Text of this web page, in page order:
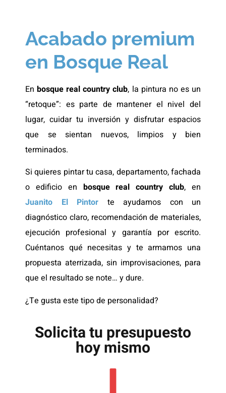
Acabado premium
en Bosque Real
Enbosque real country club, la pintura no es un
“retoque”: es parte de mantener el nivel del
lugar, cuidar tu inversión y disfrutar espacios
que se sientan nuevos, limpios y bien
terminados.
Si quieres pintar tu casa, departamento, fachada
o edificio en bosque real country club, en
Juanito El Pintor
te ayudamos con un
diagnóstico claro, recomendación de materiales,
ejecución profesional y garantía por escrito.
Cuéntanos qué necesitas y te armamos una
propuesta aterrizada, sin improvisaciones, para
que el resultado se note… y dure.
¿Te gusta este tipo de personalidad?
Solicita tu presupuesto
hoy mismo